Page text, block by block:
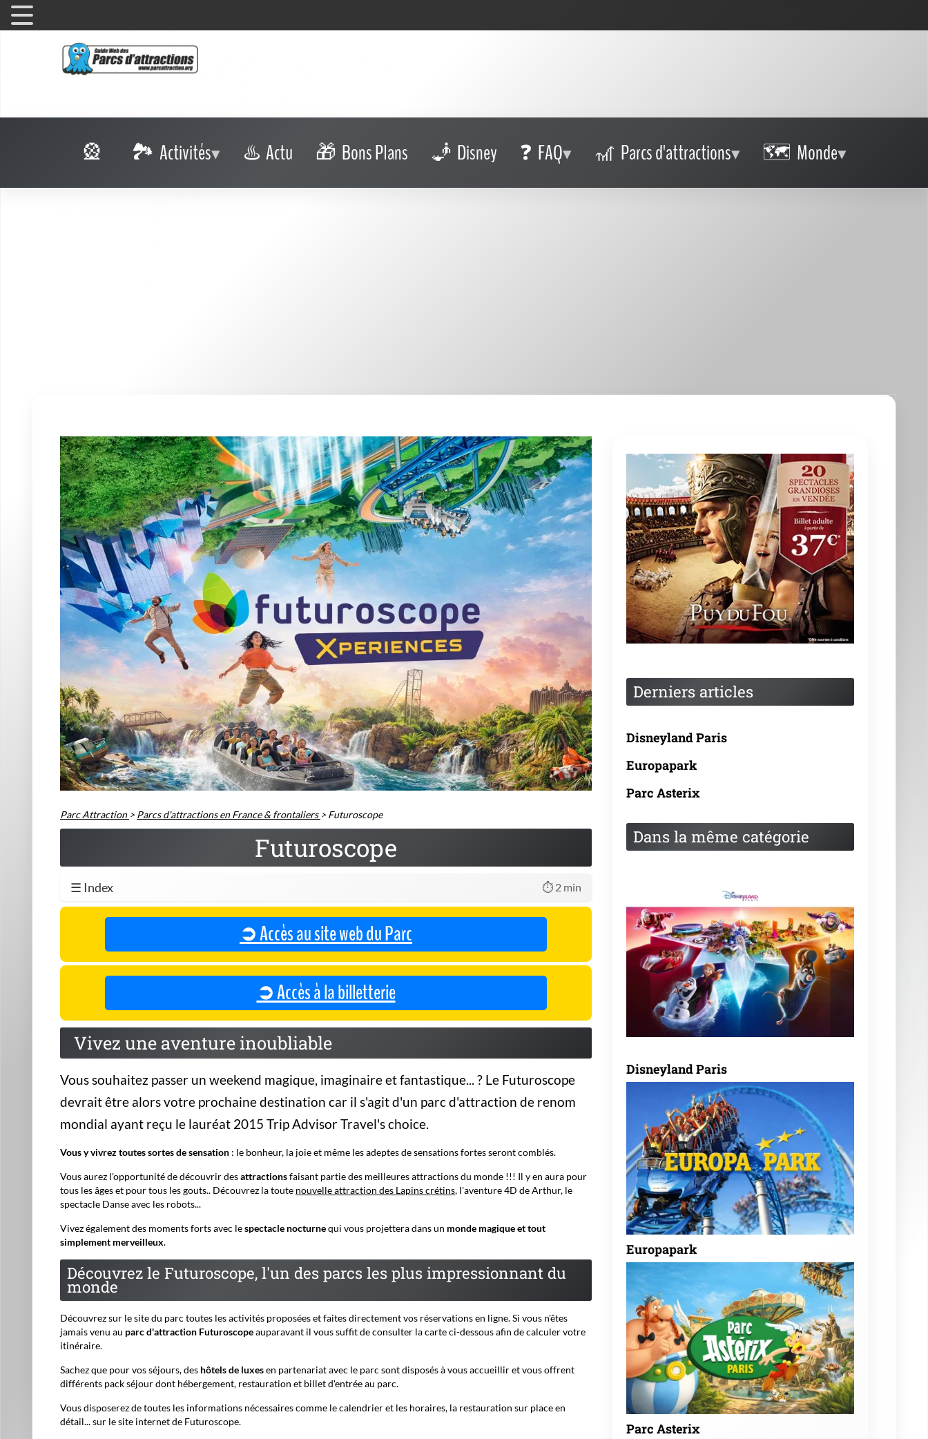
Activités Actu Bons Plans Disney FAQ Parcs d'attractions Monde
Parc Attraction >Parcs d'attractions en France & frontaliers >Futuroscope
Futuroscope
☰ Index ⏱️ 2 min
➲ Accès au site web du Parc
➲ Accès à la billetterie
Vivez une aventure inoubliable
Vous souhaitez passer un weekend magique, imaginaire et fantastique... ? Le Futuroscope
devrait être alors votre prochaine destination car il s'agit d'un parc d'attraction de renom
mondial ayant reçu le lauréat 2015 Trip Advisor Travel's choice.
Vous y vivrez toutes sortes de sensation : le bonheur, la joie et même les adeptes de sensations fortes seront comblés.
Vous aurez l'opportunité de découvrir desattractionsfaisant partie des meilleures attractions du monde !!! Il y en aura pour
tous les âges et pour tous les gouts.. Découvrez la toute nouvelle attraction des Lapins crétins, l'aventure 4D de Arthur, le
spectacle Danse avec les robots...
Vivez également des moments forts avec lespectacle nocturnequi vous projettera dans un monde magique et tout
simplement merveilleux.
Découvrez le Futuroscope, l'un des parcs les plus impressionnant du
monde
Découvrez sur le site du parc toutes les activités proposées et faites directement vos réservations en ligne. Si vous n'êtes
jamais venu au parc d'attraction Futuroscopeauparavant il vous suffit de consulter la carte ci-dessous afin de calculer votre
itinéraire.
Sachez que pour vos séjours, des hôtels de luxesen partenariat avec le parc sont disposés à vous accueillir et vous offrent
différents pack séjour dont hébergement, restauration et billet d'entrée au parc.
Vous disposerez de toutes les informations nécessaires comme le calendrier et les horaires, la restauration sur place en
détail... sur le site internet de Futuroscope.
Derniers articles
Disneyland Paris
Europapark
Parc Asterix
Dans la même catégorie
Disneyland Paris
Europapark
Parc Asterix